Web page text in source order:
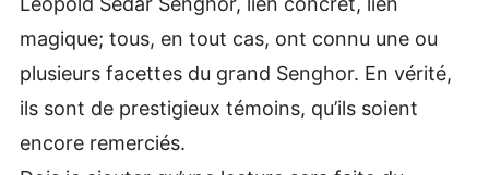
magique; tous, en tout cas, ont connu une ou
plusieurs facettes du grand Senghor. En vérité,
ils sont de prestigieux témoins, qu’ils soient
encore remerciés.